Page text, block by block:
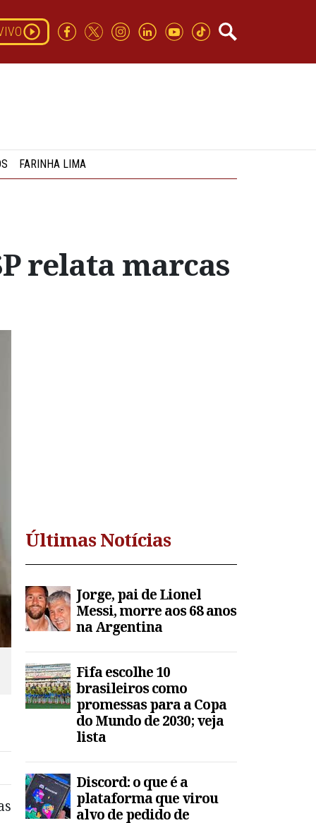
FARINHA LIMA
relata marcas
Últimas Notícias
Jorge, pai de Lionel
Messi, morre aos 68 anos
na Argentina
Fifa escolhe 10
brasileiros como
promessas para a Copa
do Mundo de 2030; veja
lista
Discord: o que é a
plataforma que virou
alvo de pedido de